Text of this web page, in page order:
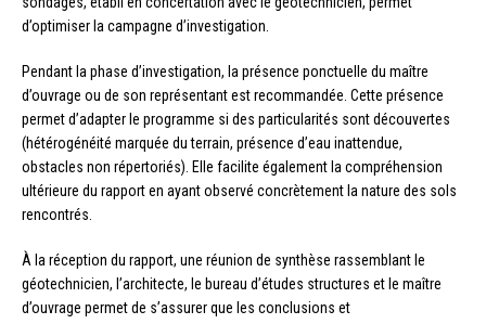
d’optimiser la campagne d’investigation.
Pendant la phase d’investigation, la présence ponctuelle du maître
d’ouvrage ou de son représentant est recommandée. Cette présence
permet d’adapter le programme si des particularités sont découvertes
(hétérogénéité marquée du terrain, présence d’eau inattendue,
obstacles non répertoriés). Elle facilite également la compréhension
ultérieure du rapport en ayant observé concrètement la nature des sols
rencontrés.
À la réception du rapport, une réunion de synthèse rassemblant le
géotechnicien, l’architecte, le bureau d’études structures et le maître
d’ouvrage permet de s’assurer que les conclusions et